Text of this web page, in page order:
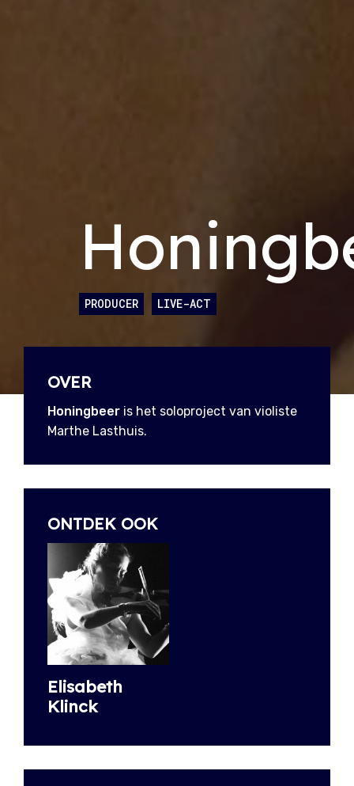
PRODUCER LIVE-ACT
OVER
Honingbeer is het soloproject van violiste
Marthe Lasthuis.
ONTDEK OOK
Elisabeth
Klinck